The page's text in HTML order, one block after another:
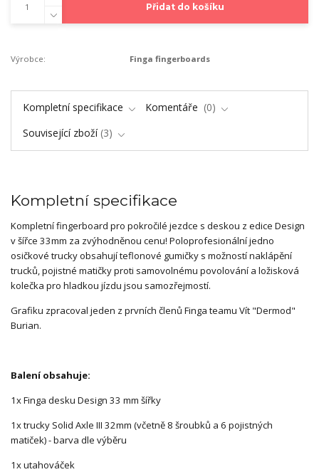
Přidat do košíku
Výrobce: Finga fingerboards
Kompletní specifikace Komentáře
0
Související zboží 3
Kompletní specifikace
Kompletní fingerboard pro pokročilé jezdce s deskou z edice Design
v šířce 33mm za zvýhodněnou cenu! Poloprofesionální jedno
osičkové trucky obsahují teflonové gumičky s možností naklápění
trucků, pojistné matičky proti samovolnému povolování a ložisková
kolečka pro hladkou jízdu jsou samozřejmostí.
Grafiku zpracoval jeden z prvních členů Finga teamu Vít "Dermod"
Burian.
Balení obsahuje:
1x Finga desku Design 33 mm šířky
1x trucky Solid Axle III 32mm (včetně 8 šroubků a 6 pojistných
matiček) - barva dle výběru
1x utahováček